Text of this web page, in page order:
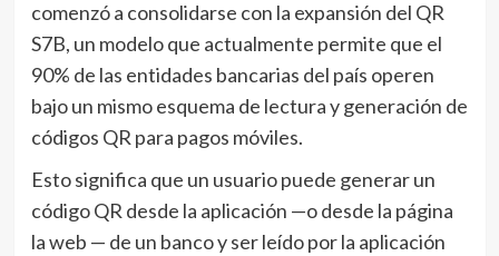
comenzó a consolidarse con la expansión del QR
S7B, un modelo que actualmente permite que el
90% de las entidades bancarias del país operen
bajo un mismo esquema de lectura y generación de
códigos QR para pagos móviles.
Esto significa que un usuario puede generar un
código QR desde la aplicación —o desde la página
la web — de un banco y ser leído por la aplicación